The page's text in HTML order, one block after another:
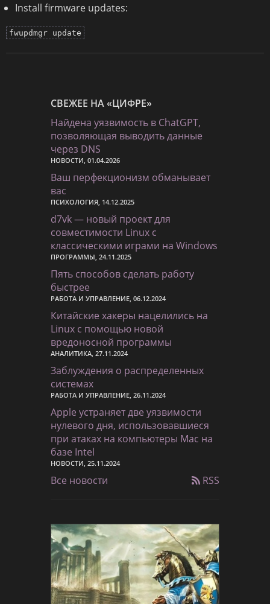
Install firmware updates:
fwupdmgr update
СВЕЖЕЕ НА «ЦИФРЕ»
Найдена уязвимость в ChatGPT,
позволяющая выводить данные
через DNS
НОВОСТИ, 01.04.2026
Ваш перфекционизм обманывает
вас
ПСИХОЛОГИЯ, 14.12.2025
d7vk — новый проект для
совместимости Linux с
классическими играми на Windows
ПРОГРАММЫ, 24.11.2025
Пять способов сделать работу
быстрее
РАБОТА И УПРАВЛЕНИЕ, 06.12.2024
Китайские хакеры нацелились на
Linux с помощью новой
вредоносной программы
АНАЛИТИКА, 27.11.2024
Заблуждения о распределенных
системах
РАБОТА И УПРАВЛЕНИЕ, 26.11.2024
Apple устраняет две уязвимости
нулевого дня, использовавшиеся
при атаках на компьютеры Mac на
базе Intel
НОВОСТИ, 25.11.2024
Все новости RSS